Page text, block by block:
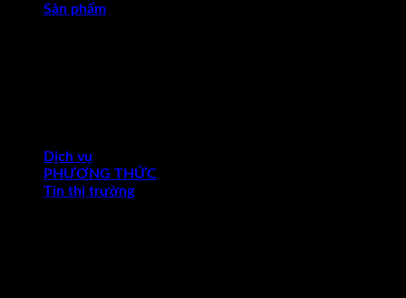
Sản phẩm
Dịch vụ
PHƯƠNG THỨC
Tin thị trường